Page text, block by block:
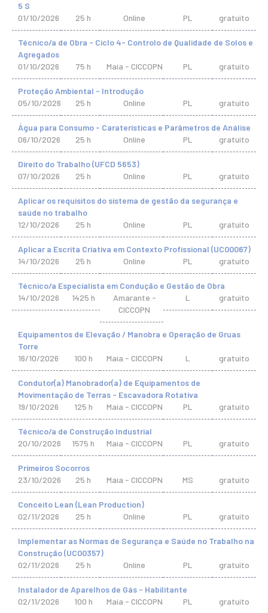
5 S
01/10/2026
25 h Online PL gratuito
Técnico/a de Obra - Ciclo 4- Controlo de Qualidade de Solos e
Agregados
01/10/2026
75 h Maia - CICCOPN PL gratuito
Proteção Ambiental - Introdução
05/10/2026
25 h Online PL gratuito
Água para Consumo - Caraterísticas e Parâmetros de Análise
06/10/2026
25 h Online PL gratuito
Direito do Trabalho (UFCD 5653)
07/10/2026
25 h Online PL gratuito
Aplicar os requisitos do sistema de gestão da segurança e
saúde no trabalho
12/10/2026
25 h Online PL gratuito
Aplicar a Escrita Criativa em Contexto Profissional (UC00067)
14/10/2026
25 h Online PL gratuito
Técnico/a Especialista em Condução e Gestão de Obra
14/10/2026
1425 h
Amarante -
CICCOPN
L gratuito
Equipamentos de Elevação / Manobra e Operação de Gruas
Torre
16/10/2026
100 h Maia - CICCOPN L gratuito
Condutor(a) Manobrador(a) de Equipamentos de
Movimentação de Terras - Escavadora Rotativa
19/10/2026
125 h Maia - CICCOPN PL gratuito
Técnico/a de Construção Industrial
20/10/2026
1575 h Maia - CICCOPN PL gratuito
Primeiros Socorros
23/10/2026
25 h Maia - CICCOPN MS gratuito
Conceito Lean (Lean Production)
02/11/2026
25 h Online PL gratuito
Implementar as Normas de Segurança e Saúde no Trabalho na
Construção (UC00357)
02/11/2026
25 h Online PL gratuito
Instalador de Aparelhos de Gás - Habilitante
02/11/2026
100 h Maia - CICCOPN PL gratuito